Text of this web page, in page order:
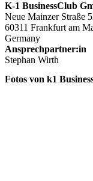
K-1 BusinessClub
Neue Mainzer Straße
60311 Frankfurt am
Germany
Ansprechpartner:in
Stephan Wirth
Fotos von k1